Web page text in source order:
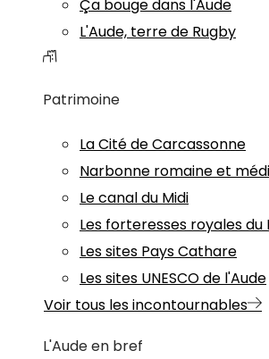
Ça bouge dans l'Aude
L'Aude, terre de Rugby
Patrimoine
La Cité de Carcassonne
Narbonne romaine et
Le canal du Midi
Les forteresses royales du
Les sites Pays Cathare
Les sites UNESCO de l'Aude
Voir tous les incontournables
L'Aude en bref